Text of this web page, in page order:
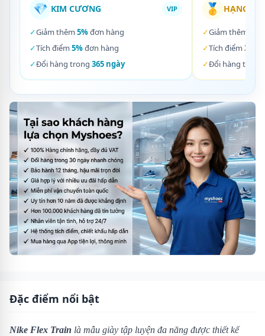
💎 KIM CƯƠNG VIP
✓Giảm thêm 5%đơn hàng
✓Tích điểm 5%đơn hàng
✓Đổi hàng trong 365 ngày
🥇 HẠNG
✓Giảm thêm
✓Tích điểm 3%
✓Đổi hàng trong
Đặc điểm nổi bật
Nike Flex Train là mẫu giày tập luyện đa năng được thiết kế